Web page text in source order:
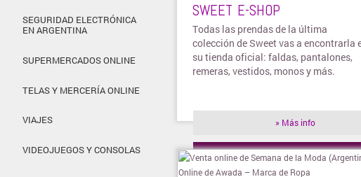
SEGURIDAD ELECTRÓNICA
EN ARGENTINA
SUPERMERCADOS ONLINE
TELAS Y MERCERÍA ONLINE
VIAJES
VIDEOJUEGOS Y CONSOLAS
SWEET E-SHOP
Todas las prendas de la última
colección de Sweet vas a encontrarla
su tienda oficial: faldas, pantalones,
remeras, vestidos, monos y más.
» Más info
» Visitar tienda